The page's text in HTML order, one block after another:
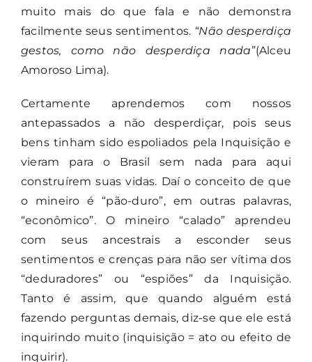
muito mais do que fala e não demonstra
facilmente seus sentimentos. “Não desperdiça
gestos, como não desperdiça nada”(Alceu
Amoroso Lima).
Certamente aprendemos com nossos
antepassados a não desperdiçar, pois seus
bens tinham sido espoliados pela Inquisição e
vieram para o Brasil sem nada para aqui
construírem suas vidas. Daí o conceito de que
o mineiro é “pão-duro”, em outras palavras,
“econômico”. O mineiro “calado” aprendeu
com seus ancestrais a esconder seus
sentimentos e crenças para não ser vítima dos
“deduradores” ou “espiões” da Inquisição.
Tanto é assim, que quando alguém está
fazendo perguntas demais, diz-se que ele está
inquirindo muito (inquisição = ato ou efeito de
inquirir).